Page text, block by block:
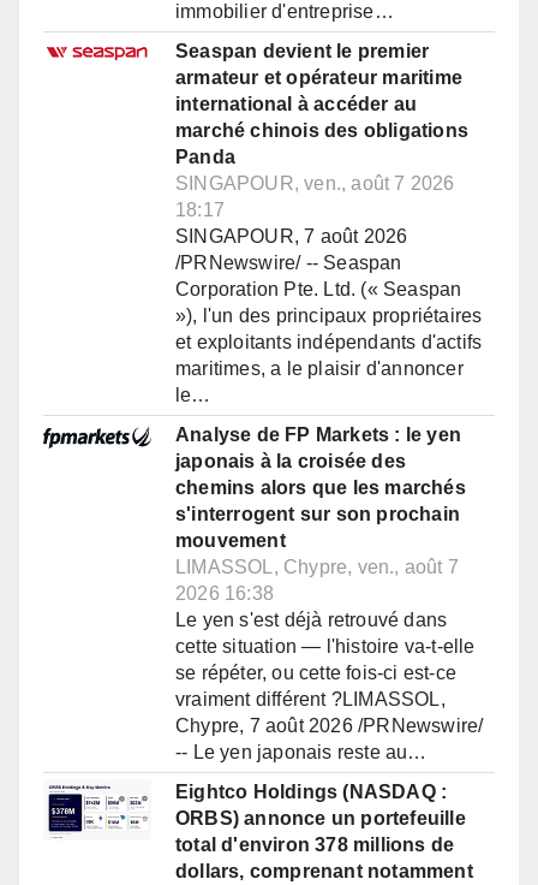
immobilier d'entreprise…
Seaspan devient le premier
armateur et opérateur maritime
international à accéder au
marché chinois des obligations
Panda
SINGAPOUR, ven., août 7 2026
18:17
SINGAPOUR, 7 août 2026
/PRNewswire/ -- Seaspan
Corporation Pte. Ltd. (« Seaspan
»), l'un des principaux propriétaires
et exploitants indépendants d'actifs
maritimes, a le plaisir d'annoncer
le…
Analyse de FP Markets : le yen
japonais à la croisée des
chemins alors que les marchés
s'interrogent sur son prochain
mouvement
LIMASSOL, Chypre, ven., août 7
2026 16:38
Le yen s'est déjà retrouvé dans
cette situation — l'histoire va-t-elle
se répéter, ou cette fois-ci est-ce
vraiment différent ?LIMASSOL,
Chypre, 7 août 2026 /PRNewswire/
-- Le yen japonais reste au…
Eightco Holdings (NASDAQ :
ORBS) annonce un portefeuille
total d'environ 378 millions de
dollars, comprenant notamment